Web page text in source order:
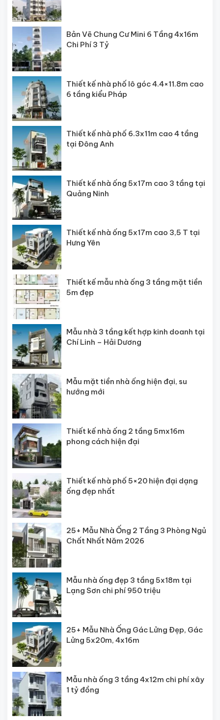
Bản Vẽ Chung Cư Mini 6 Tầng 4x16m
Chi Phí 3 Tỷ
Thiết kế nhà phố lô góc 4.4×11.8m cao
6 tầng kiểu Pháp
Thiết kế nhà phố 6.3x11m cao 4 tầng
tại Đông Anh
Thiết kế nhà ống 5x17m cao 3 tầng tại
Quảng Ninh
Thiết kế nhà ống 5x17m cao 3,5 T tại
Hưng Yên
Thiết kế mẫu nhà ống 3 tầng mặt tiền
5m đẹp
Mẫu nhà 3 tầng kết hợp kinh doanh tại
Chí Linh – Hải Dương
Mẫu mặt tiền nhà ống hiện đại, su
hướng mới
Thiết kế nhà ống 2 tầng 5mx16m
phong cách hiện đại
Thiết kế nhà phố 5×20 hiện đại dạng
ống đẹp nhất
25+ Mẫu Nhà Ống 2 Tầng 3 Phòng Ngủ
Chất Nhất Năm 2026
Mẫu nhà ống đẹp 3 tầng 5x18m tại
Lạng Sơn chi phí 950 triệu
25+ Mẫu Nhà Ống Gác Lửng Đẹp, Gác
Lửng 5x20m, 4x16m
Mẫu nhà ống 3 tầng 4x12m chi phí xây
1 tỷ đồng